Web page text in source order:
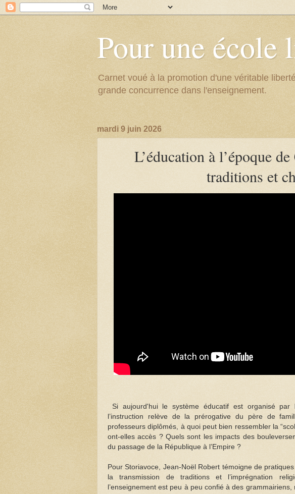
Pour une école
Carnet voué à la promotion d'une véritable
grande concurrence dans l'enseignement.
mardi 9 juin 2026
L’éducation à l’époque
traditions et
Si aujourd'hui le système éducatif est organisé par
l’instruction relève de la prérogative du père de
professeurs diplômés, à quoi peut bien ressembler la
ont-elles accès ? Quels sont les impacts des
du passage de la République à l’Empire ?
Pour Storiavoce, Jean-Noël Robert témoigne de
la transmission de traditions et l’imprégnation
l’enseignement est peu à peu confié à des